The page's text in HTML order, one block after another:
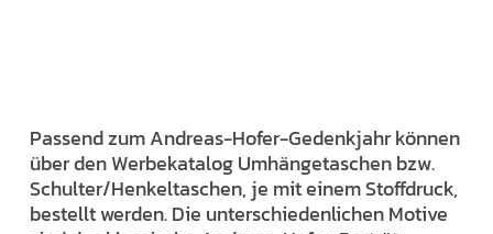
Passend zum Andreas-Hofer-Gedenkjahr können
über den Werbekatalog Umhängetaschen bzw.
Schulter/Henkeltaschen, je mit einem Stoffdruck,
bestellt werden. Die unterschiedenlichen Motive